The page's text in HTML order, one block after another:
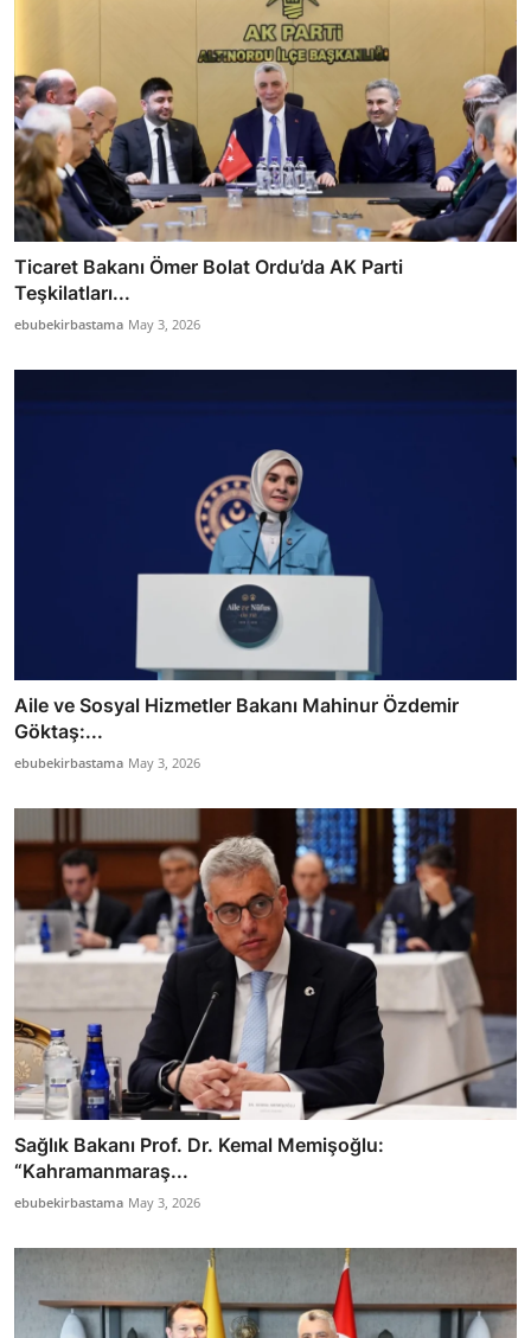
Ticaret Bakanı Ömer Bolat Ordu’da AK Parti
Teşkilatları...
ebubekirbastama May 3, 2026
Aile ve Sosyal Hizmetler Bakanı Mahinur Özdemir
Göktaş:...
ebubekirbastama May 3, 2026
Sağlık Bakanı Prof. Dr. Kemal Memişoğlu:
“Kahramanmaraş...
ebubekirbastama May 3, 2026